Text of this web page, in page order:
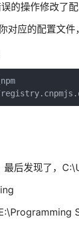
的操作修改了配
对应的配置文
最后发现了，